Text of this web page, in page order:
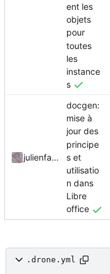
ent les
objets
pour
toutes
les
instance
s
julienfastre
docgen:
mise à
jour des
principe
s et
utilisatio
n dans
Libre
office
.drone.yml